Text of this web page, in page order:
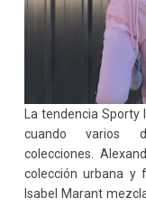
La tendencia Sporty
cuando varios
colecciones.
colección urbana y
Isabel Marant